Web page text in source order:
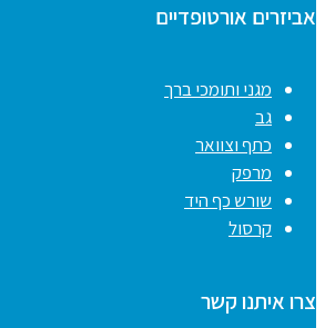
אביזרים אורטופדיים
מגני ותומכי ברך
גב
כתף וצוואר
מרפק
שורש כף היד
קרסול
צרו איתנו קשר